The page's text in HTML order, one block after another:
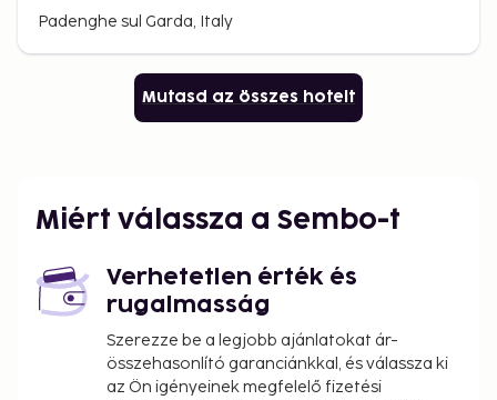
Padenghe sul Garda, Italy
Mutasd az összes hotelt
Miért válassza a Sembo-t
Verhetetlen érték és
rugalmasság
Szerezze be a legjobb ajánlatokat ár-
összehasonlító garanciánkkal, és válassza ki
az Ön igényeinek megfelelő fizetési